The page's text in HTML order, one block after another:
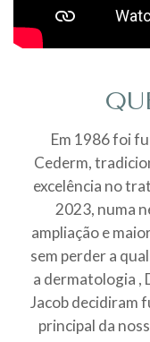
Em 1986 foi
Cederm,
excelência no
2023, numa
ampliação e
sem perder a
a dermatologia ,
Jacob decidiram
principal da